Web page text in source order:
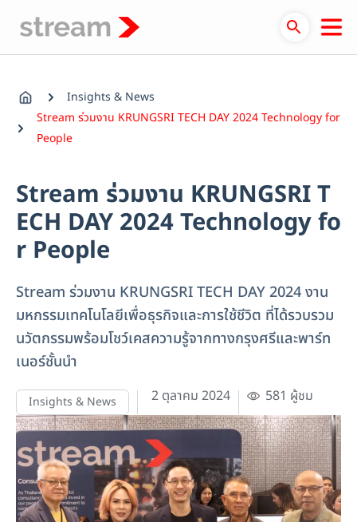
content
Insights & News
Stream ร่วมงาน KRUNGSRI TECH DAY 2024 Technology for
People
Stream ร่วมงาน KRUNGSRI T
ECH DAY 2024 Technology fo
r People
Stream ร่วมงาน KRUNGSRI TECH DAY 2024 งาน
มหกรรมเทคโนโลยีเพื่อธุรกิจและการใช้ชีวิต ที่ได้รวบรวม
นวัตกรรมพร้อมโชว์เคสความรู้จากทางกรุงศรีและพาร์ท
เนอร์ชั้นนำ
Insights & News 2 ตุลาคม 2024 581 ผู้ชม